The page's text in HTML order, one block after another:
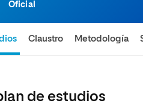
Oficial
Claustro Metodología
de estudios